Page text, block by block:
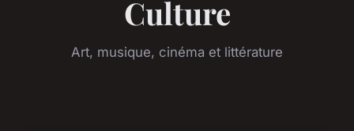
Culture
Art, musique, cinéma et littérature